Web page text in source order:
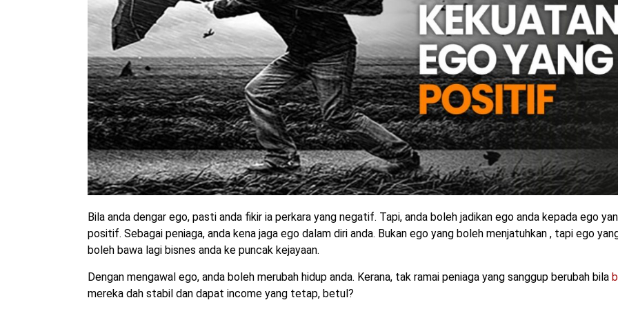
Bila anda dengar ego, pasti anda fikir ia perkara yang negatif. Tapi, anda boleh jadikan ego anda kepada ego
positif. Sebagai peniaga, anda kena jaga ego dalam diri anda. Bukan ego yang boleh menjatuhkan , tapi ego
boleh bawa lagi bisnes anda ke puncak kejayaan.
Dengan mengawal ego, anda boleh merubah hidup anda. Kerana, tak ramai peniaga yang sanggup berubah bila
mereka dah stabil dan dapat income yang tetap, betul?